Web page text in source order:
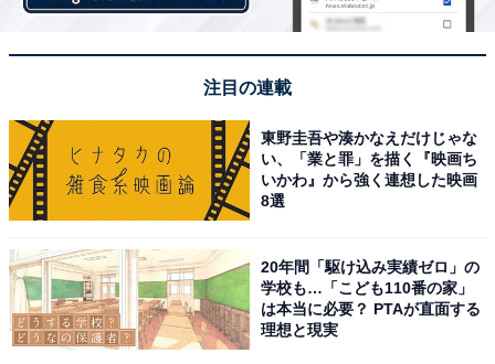
注目の連載
東野圭吾や湊かなえだけじゃな
い、「業と罪」を描く『映画ち
いかわ』から強く連想した映画
8選
20年間「駆け込み実績ゼロ」の
学校も…「こども110番の家」
は本当に必要？ PTAが直面する
理想と現実